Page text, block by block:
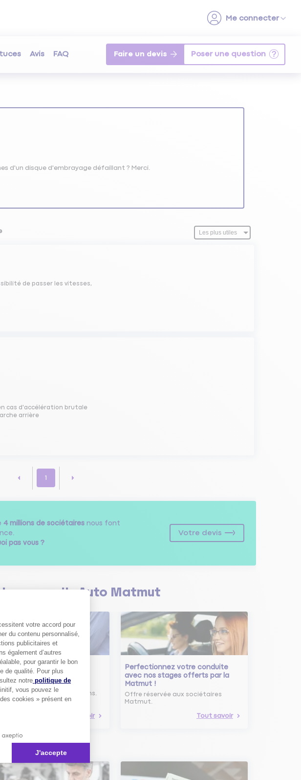
Avis FAQ Faire un devis
d'un disque d'embrayage défaillant ? Merci.
de passer les vitesses,
cas d'accélération brutale
arrière
1
4 millions de sociétairesnous font
pas vous ?
Votre devis
lesconseils Auto Matmut
bien choisir son
auto ?
pour choisir la meilleure
auto selon vos besoins.
Tout savoir
Perfectionnez votre conduite
avec nos stages offerts par la
Matmut !
Offre réservée aux sociétaires
Matmut.
Tout savoir
votre accord pour
du contenu personnalisé,
publicitaires et
également d’autres
pour garantir le bon
de qualité. Pour plus
notre politique de
vous pouvez le
cookies » présent en
J'accepte